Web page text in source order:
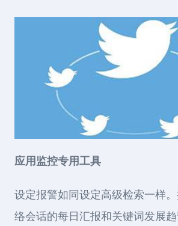
应用监控专用工具
设定报警如同设定高级检索一样
络会话的每日汇报和关键词发展趋